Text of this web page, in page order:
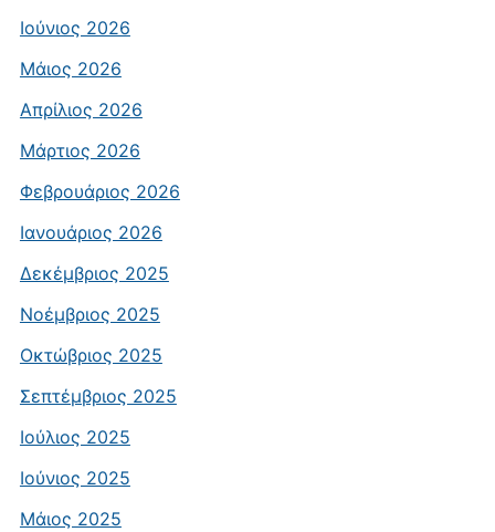
Ιούνιος 2026
Μάιος 2026
Απρίλιος 2026
Μάρτιος 2026
Φεβρουάριος 2026
Ιανουάριος 2026
Δεκέμβριος 2025
Νοέμβριος 2025
Οκτώβριος 2025
Σεπτέμβριος 2025
Ιούλιος 2025
Ιούνιος 2025
Μάιος 2025